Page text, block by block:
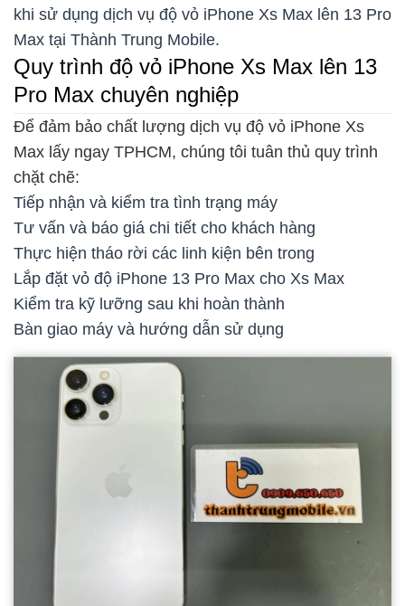
khi sử dụng dịch vụ độ vỏ iPhone Xs Max lên 13 Pro
Max tại Thành Trung Mobile.
Quy trình độ vỏ iPhone Xs Max lên 13
Pro Max chuyên nghiệp
Để đảm bảo chất lượng dịch vụ độ vỏ iPhone Xs
Max lấy ngay TPHCM, chúng tôi tuân thủ quy trình
chặt chẽ:
Tiếp nhận và kiểm tra tình trạng máy
Tư vấn và báo giá chi tiết cho khách hàng
Thực hiện tháo rời các linh kiện bên trong
Lắp đặt vỏ độ iPhone 13 Pro Max cho Xs Max
Kiểm tra kỹ lưỡng sau khi hoàn thành
Bàn giao máy và hướng dẫn sử dụng